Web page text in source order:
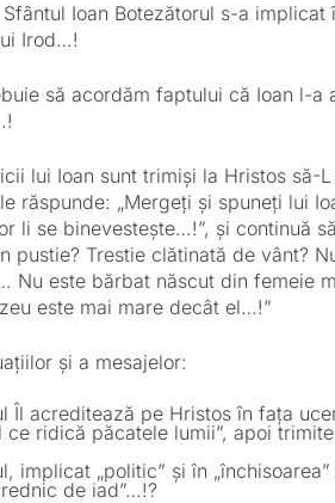
Ioan Botezătorul s-a
Irod…!
să acordăm faptului că Ioan l-
lui Ioan sunt trimiși la Hristos să-
răspunde: „Mergeți și spuneți lui
li se binevestește…!”, și continuă
pustie? Trestie clătinată de vânt?
Nu este bărbat născut din femeie
este mai mare decât el…!”
și a mesajelor:
Îl acreditează pe Hristos în fața
ce ridică păcatele lumii”, apoi
implicat „politic” și în
de iad”…!?